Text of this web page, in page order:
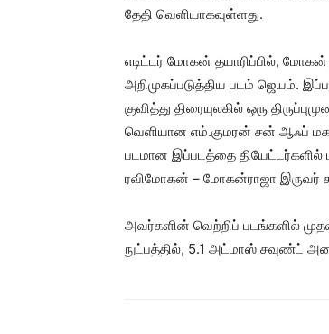
தேதி வெளியாகவுள்ளது.
எடிட்டர் மோகன் தயாரிப்பில்,
அறிமுகப்படுத்திய படம் ஜெயம்.
குவித்து திரையுலகில் ஒரு
வெளியான எம்.குமரன் சன் ஆஃப்
படமான இப்படத்தை தியேட்டர்களில்
ரவிமோகன் – மோகன்ராஜா இருவர்
அவர்களின் வெற்றிப் படங்களில்
நுட்பத்தில், 5.1 அட்மாஸ் சவுண்ட்